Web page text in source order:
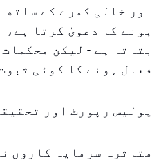
اور خالی کمرے کے
ہونے کا دعویٰ کرتا
بتاتا ہے - لیکن
فعال ہونے کا کوئی
پولیس رپورٹ اور
متاثرہ سرمایہ کاروں